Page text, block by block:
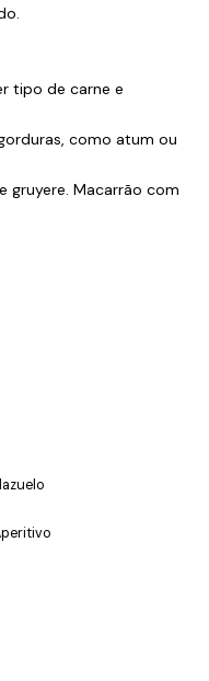
tipo de carne e
como atum ou
gruyere. Macarrão com